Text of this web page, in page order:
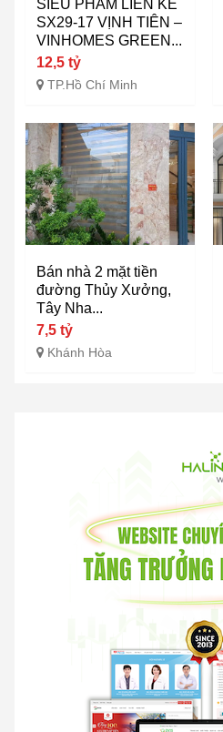
SIÊU PHẨM LIỀN KỀ
SX29-17 VỊNH TIÊN –
VINHOMES GREEN...
12,5 tỷ
TP.Hồ Chí Minh
Bán nhà 2 mặt tiền
đường Thủy Xưởng,
Tây Nha...
7,5 tỷ
Khánh Hòa